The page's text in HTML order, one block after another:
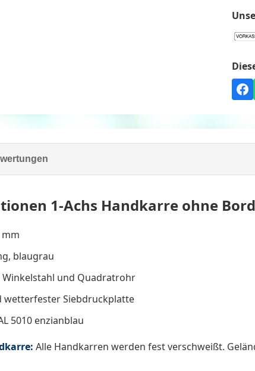
1-Achs Handkarre ohne
mm
blaugrau
und Quadratrohr
wetterfester Siebdruckplatte
5010 enzianblau
Alle Handkarren werden fest verschweißt.